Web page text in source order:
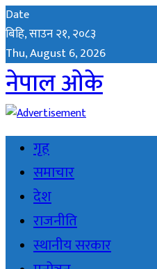
Date
बिहि, साउन २१, २०८३
Thu, August 6, 2026
नेपाल ओके
गृह
समाचार
देश
राजनीति
स्थानीय सरकार